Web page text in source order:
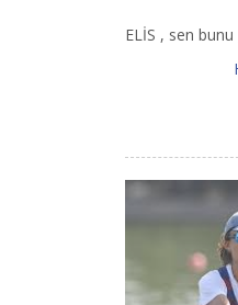
ELİS , sen bunu